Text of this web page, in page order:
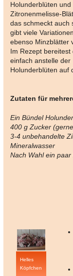
Holunderblüten und
Zitronenmelisse-
das schmeckt auch
gibt viele
ebenso Minzblätter
Im Rezept bereitest
einfach anstelle der
Holunderblüten auf
Zutaten für
Ein Bündel
400 g Zucker
3-4 unbehandelte
Mineralwasser
Nach Wahl ein
Helles
Köpfchen